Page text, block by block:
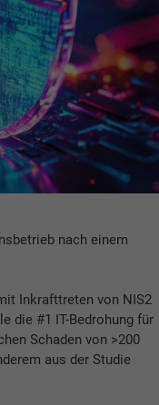
nach einem
Inkrafttreten von NIS2
die #1 IT-Bedrohung für
Schaden von >200
aus der Studie